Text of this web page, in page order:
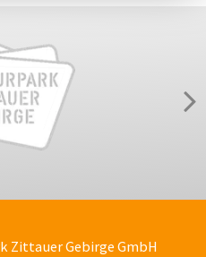
Zittauer Gebirge GmbH